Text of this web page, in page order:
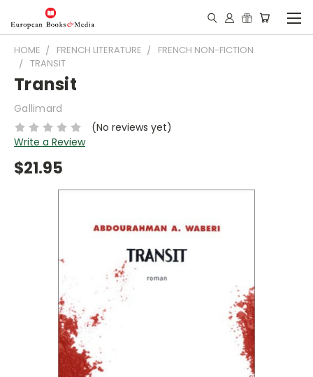
HOME FRENCH LITERATURE
FRENCH NON-FICTION
TRANSIT
Transit
Gallimard
(No reviews yet)
Write a Review
$21.95